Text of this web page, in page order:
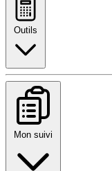
Outils
Mon suivi